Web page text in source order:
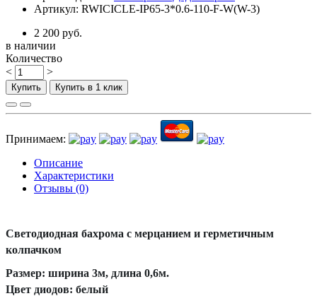
Артикул: RWICICLE-IP65-3*0.6-110-F-W(W-3)
2 200 руб.
в наличии
Количество
<
>
Купить Купить в 1 клик
Принимаем:
Описание
Характеристики
Отзывы (0)
Светодиодная бахрома с мерцанием и герметичным
колпачком
Размер: ширина 3м, длина 0,6м.
Цвет диодов: белый